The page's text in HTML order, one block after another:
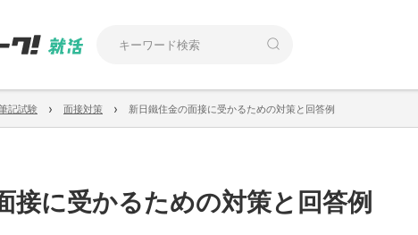
記試験 › 面接対策 › 新日鐵住金の面接に受かるための対策と回答例
接に受かるための対策と回答例